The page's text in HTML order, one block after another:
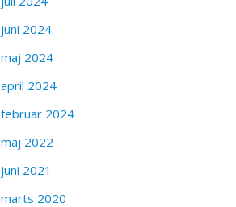
juni 2024
maj 2024
april 2024
februar 2024
maj 2022
juni 2021
marts 2020